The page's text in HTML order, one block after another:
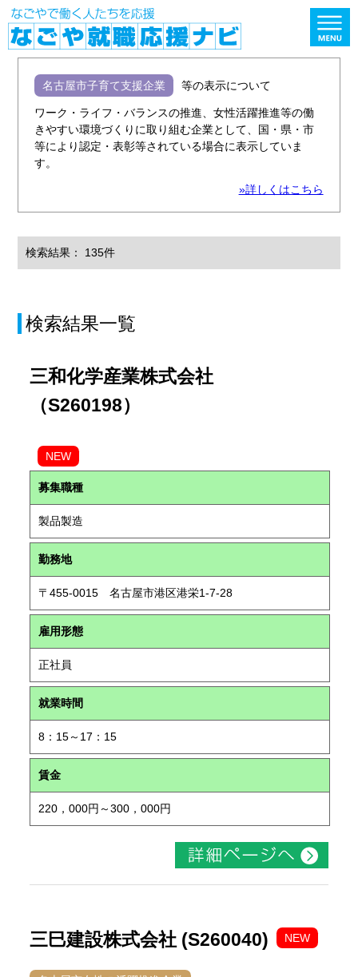
名古屋市子育て支援企業 等の表示について
ワーク・ライフ・バランスの推進、女性活躍推進等の働
きやすい環境づくりに取り組む企業として、国・県・市
等により認定・表彰等されている場合に表示していま
す。
»詳しくはこちら
検索結果： 135件
検索結果一覧
三和化学産業株式会社
（S260198）
NEW
募集職種
製品製造
勤務地
〒455-0015 名古屋市港区港栄1-7-28
雇用形態
正社員
就業時間
8：15～17：15
賃金
220，000円～300，000円
三巳建設株式会社 (S260040) NEW